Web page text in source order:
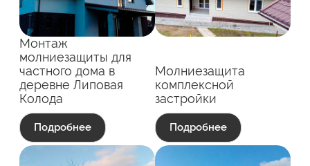
Монтаж
молниезащиты для
частного дома в
деревне Липовая
Колода
Подробнее
Молниезащита
комплексной
застройки
Подробнее